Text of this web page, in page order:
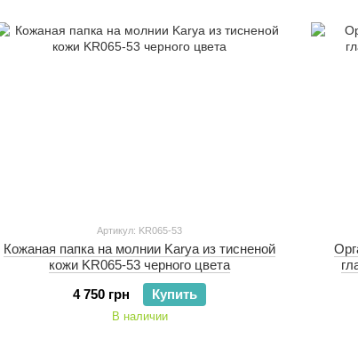
Артикул: KR065-53
Кожаная папка на молнии Karya из тисненой
кожи KR065-53 черного цвета
4 750 грн
Купить
В наличии